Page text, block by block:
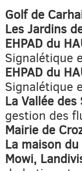
Golf de
Les Jardins
EHPAD du
Signalétique
EHPAD du
Signalétique
La Vallée
gestion des
Mairie de
La maison
Mowi,